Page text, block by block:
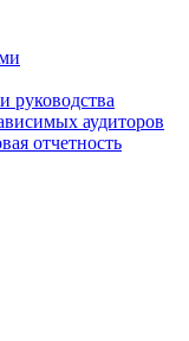
руководства
аудиторов
отчетность